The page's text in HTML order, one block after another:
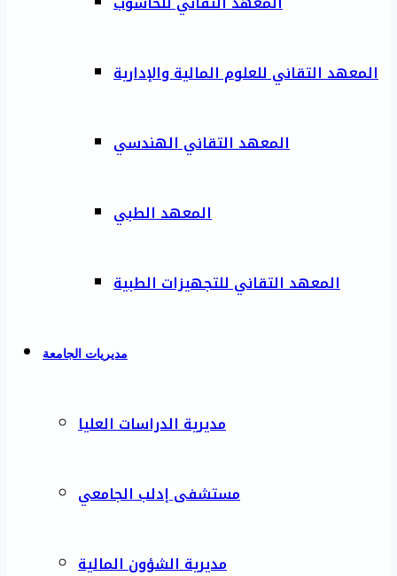
المعهد التقاني للعلوم المالية والإدارية
المعهد التقاني الهندسي
المعهد الطبي
المعهد التقاني للتجهيزات الطبية
مديريات الجامعة
مديرية الدراسات العليا
مستشفى إدلب الجامعي
مديرية الشؤون المالية